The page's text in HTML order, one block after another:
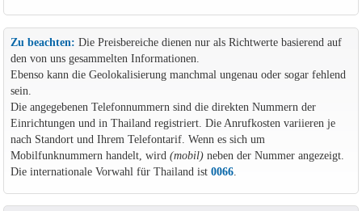
Zu beachten: Die Preisbereiche dienen nur als Richtwerte basierend auf
den von uns gesammelten Informationen.
Ebenso kann die Geolokalisierung manchmal ungenau oder sogar fehlend
sein.
Die angegebenen Telefonnummern sind die direkten Nummern der
Einrichtungen und in Thailand registriert. Die Anrufkosten variieren je
nach Standort und Ihrem Telefontarif. Wenn es sich um
Mobilfunknummern handelt, wird (mobil)neben der Nummer angezeigt.
Die internationale Vorwahl für Thailand ist 0066.